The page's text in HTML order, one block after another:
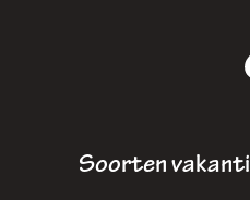
Soorten